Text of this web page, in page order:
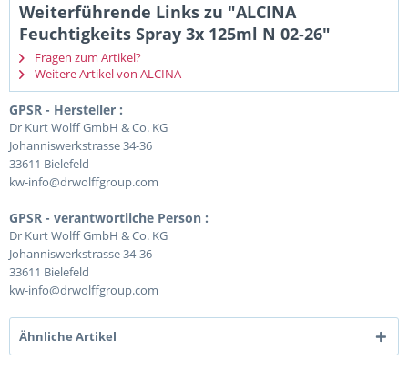
Weiterführende Links zu "ALCINA
Feuchtigkeits Spray 3x 125ml N 02-26"
Fragen zum Artikel?
Weitere Artikel von ALCINA
GPSR - Hersteller :
Dr Kurt Wolff GmbH & Co. KG
Johanniswerkstrasse 34-36
33611 Bielefeld
kw-info@drwolffgroup.com
GPSR - verantwortliche Person :
Dr Kurt Wolff GmbH & Co. KG
Johanniswerkstrasse 34-36
33611 Bielefeld
kw-info@drwolffgroup.com
Ähnliche Artikel